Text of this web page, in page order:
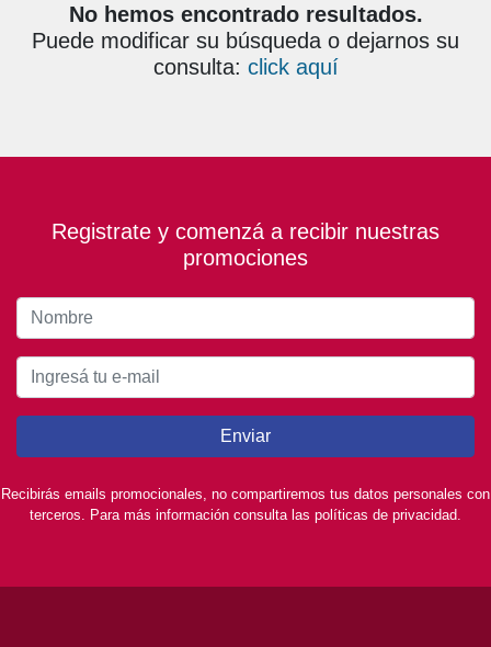
No hemos encontrado resultados.
Puede modificar su búsqueda o dejarnos su
consulta: click aquí
Registrate y comenzá a recibir nuestras
promociones
Enviar
Recibirás emails promocionales, no compartiremos tus datos personales con
terceros. Para más información consulta las políticas de privacidad.